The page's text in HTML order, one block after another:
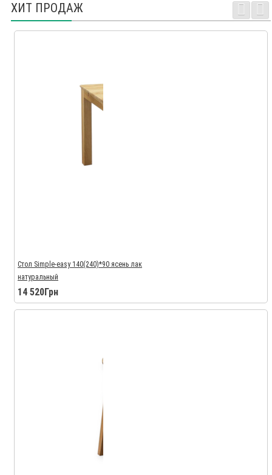
ХИТ ПРОДАЖ
Стол Simple-easy 140(240)*90 ясень лак
натуральный
14 520Грн